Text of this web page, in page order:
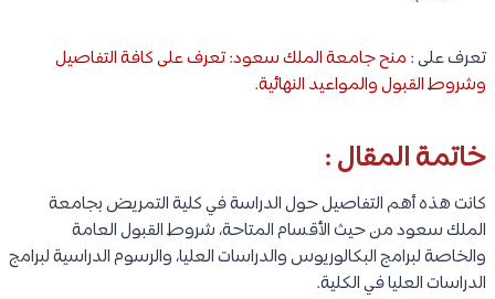
تعرف على : منح جامعة الملك سعود: تعرف على كافة التفاصيل
وشروط القبول والمواعيد النهائية.
خاتمة المقال :
كانت هذه أهم التفاصيل حول الدراسة في كلية التمريض بجامعة
الملك سعود من حيث الأقسام المتاحة، شروط القبول العامة
والخاصة لبرامج البكالوريوس والدراسات العليا، والرسوم الدراسية لبرامج
الدراسات العليا في الكلية.